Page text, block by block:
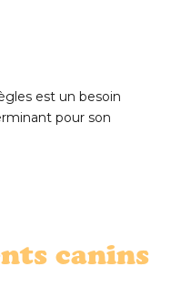
est un besoin
pour son
canins